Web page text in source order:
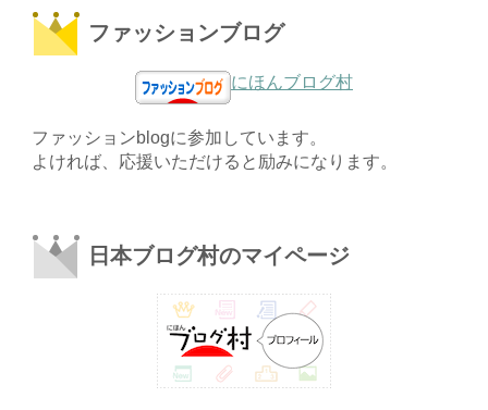
ファッションブログ
にほんブログ村
ファッションblogに参加しています。
よければ、応援いただけると励みになります。
日本ブログ村のマイページ